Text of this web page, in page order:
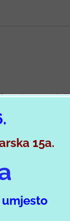
je vezana uz
15a.
umjesto